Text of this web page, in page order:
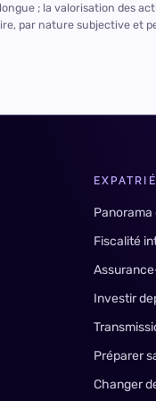
; la valorisation des
par nature subjective et
Fiscalité
Investir
Préparer
Changer